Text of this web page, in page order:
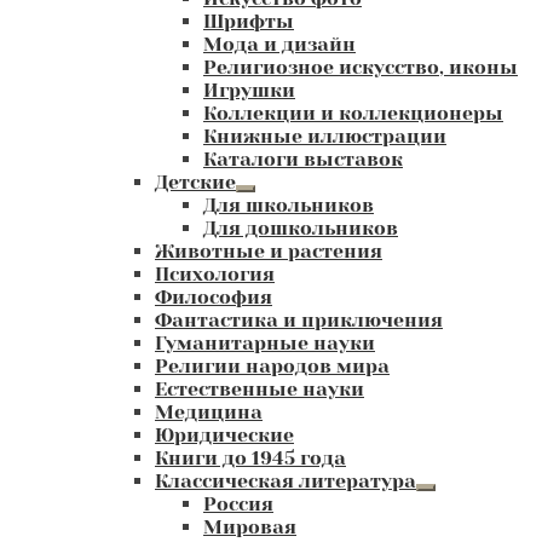
Шрифты
Мода и дизайн
Религиозное искусство, иконы
Игрушки
Коллекции и коллекционеры
Книжные иллюстрации
Каталоги выставок
Детские
Развернутое
вложенное
меню
Для школьников
Для дошкольников
Животные и растения
Психология
Философия
Фантастика и приключения
Гуманитарные науки
Религии народов мира
Естественные науки
Медицина
Юридические
Книги до 1945 года
Классическая литература
Развернутое
Россия
Мировая